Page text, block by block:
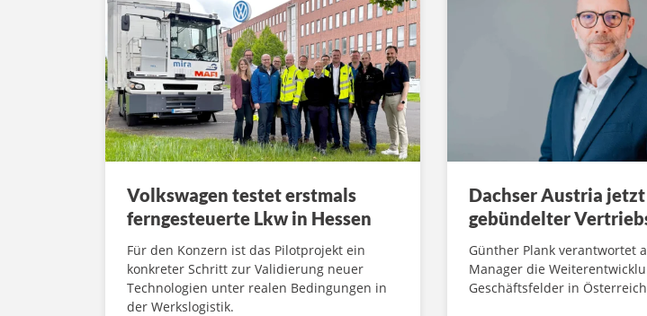
Volkswagen testet erstmals
ferngesteuerte Lkw in Hessen
Für den Konzern ist das Pilotprojekt ein
konkreter Schritt zur Validierung neuer
Technologien unter realen Bedingungen in
der Werkslogistik.
Dachser Austria
gebündelter
Günther Plank verantwortet
Manager die
Geschäftsfelder in